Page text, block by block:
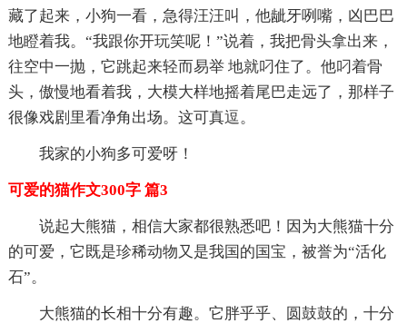
藏了起来，小狗一看，急得汪汪叫，他龇牙咧嘴，凶巴巴
地瞪着我。“我跟你开玩笑呢！”说着，我把骨头拿出来，
往空中一抛，它跳起来轻而易举 地就叼住了。他叼着骨
头，傲慢地看着我，大模大样地摇着尾巴走远了，那样子
很像戏剧里看净角出场。这可真逗。
我家的小狗多可爱呀！
可爱的猫作文300字 篇3
说起大熊猫，相信大家都很熟悉吧！因为大熊猫十分
的可爱，它既是珍稀动物又是我国的国宝，被誉为“活化
石”。
大熊猫的长相十分有趣。它胖乎乎、圆鼓鼓的，十分